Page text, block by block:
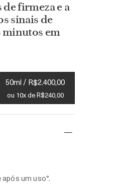
firmeza e a
sinais de
minutos em
50ml / R$2.400,00
ou 10x de R$240,00
um uso*.